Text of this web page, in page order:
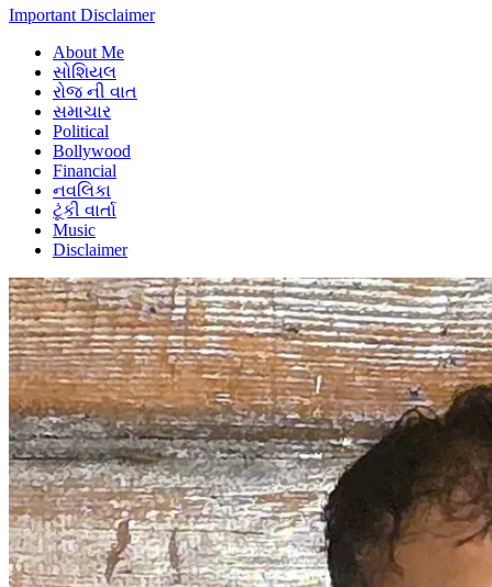
Important Disclaimer
About Me
સોશિયલ
રોજ ની વાત
સમાચાર
Political
Bollywood
Financial
નવલિકા
ટૂંકી વાર્તા
Music
Disclaimer